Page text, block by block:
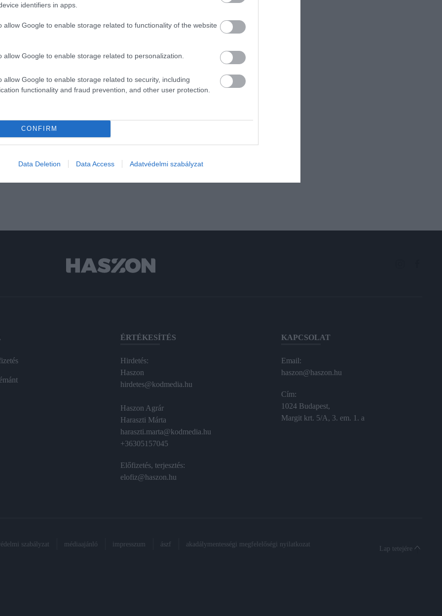
identifiers in apps.
allow Google to enable storage related to functionality of the website
allow Google to enable storage related to personalization.
allow Google to enable storage related to security, including
functionality and fraud prevention, and other user protection.
CONFIRM
Data Deletion Data Access Adatvédelmi szabályzat
alatt 10 ezerrel, az egy évvel korábbihoz viszonyítva 59
ráta 0,2 százalékponttal volt magasabb a
- jelentette a Központi Statisztikai Hivatal (KSH).
szerepelnek, akik a nyilvántartásokba is bekerültek.
korona ksh
ÉRTÉKESÍTÉS
Hirdetés:
Haszon
hirdetes@kodmedia.hu
Haszon Agrár
Haraszti Márta
haraszti.marta@kodmedia.hu
+36305157045
Előfizetés, terjesztés:
elofiz@haszon.hu
KAPCSOLAT
Email:
haszon@haszon.hu
Cím:
1024 Budapest,
Margit krt. 5/A, 3. em. 1. a
szabályzat médiaajánló impresszum ászf akadálymentességi megfelelőségi nyilatkozat
Lap tetejére